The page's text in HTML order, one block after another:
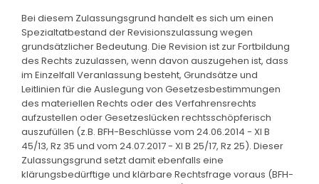
Bei diesem Zulassungsgrund handelt es sich um einen
Spezialtatbestand der Revisionszulassung wegen
grundsätzlicher Bedeutung. Die Revision ist zur Fortbildung
des Rechts zuzulassen, wenn davon auszugehen ist, dass
im Einzelfall Veranlassung besteht, Grundsätze und
Leitlinien für die Auslegung von Gesetzesbestimmungen
des materiellen Rechts oder des Verfahrensrechts
aufzustellen oder Gesetzeslücken rechtsschöpferisch
auszufüllen (z.B. BFH-Beschlüsse vom 24.06.2014 - XI B
45/13, Rz 35 und vom 24.07.2017 - XI B 25/17, Rz 25). Dieser
Zulassungsgrund setzt damit ebenfalls eine
klärungsbedürftige und klärbare Rechtsfrage voraus (BFH-